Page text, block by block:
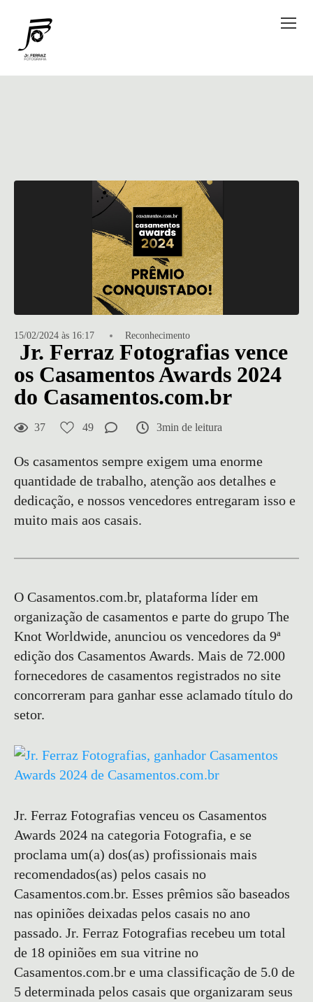
15/02/2024 às 16:17 Reconhecimento
Jr. Ferraz Fotografias vence
os Casamentos Awards 2024
do Casamentos.com.br
37 49 3min de leitura
Os casamentos sempre exigem uma enorme
quantidade de trabalho, atenção aos detalhes e
dedicação, e nossos vencedores entregaram isso e
muito mais aos casais.
O Casamentos.com.br, plataforma líder em
organização de casamentos e parte do grupo The
Knot Worldwide, anunciou os vencedores da 9ª
edição dos Casamentos Awards. Mais de 72.000
fornecedores de casamentos registrados no site
concorreram para ganhar esse aclamado título do
setor.
Jr. Ferraz Fotografias venceu os Casamentos
Awards 2024 na categoria Fotografia, e se
proclama um(a) dos(as) profissionais mais
recomendados(as) pelos casais no
Casamentos.com.br. Esses prêmios são baseados
nas opiniões deixadas pelos casais no ano
passado. Jr. Ferraz Fotografias recebeu um total
de 18 opiniões em sua vitrine no
Casamentos.com.br e uma classificação de 5.0 de
5 determinada pelos casais que organizaram seus